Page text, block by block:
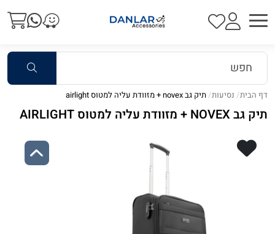
דף הבית נסיעות תיק גב novex + מזוודת עליה למטוס airlight
תיק גב NOVEX + מזוודת עליה למטוס AIRLIGHT
Previous